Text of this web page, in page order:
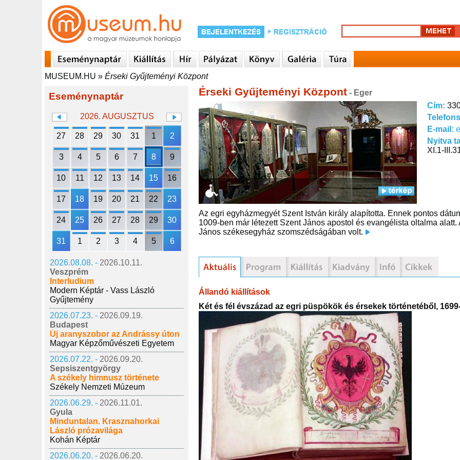
MUSEUM.HU » Érseki Gyűjteményi Központ
Eseménynaptár
2026. AUGUSZTUS
27 28 29 30 31 1 2
3 4 5 6 7 8 9
10 11 12 13 14 15 16
17 18 19 20 21 22 23
24 25 26 27 28 29 30
31 1 2 3 4 5 6
2026.08.08. - 2026.10.11.
Veszprém
Interludium
Modern Képtár - Vass László
Gyűjtemény
2026.07.23. - 2026.09.19.
Budapest
Új aranyszobor az Andrássy úton
Magyar Képzőművészeti Egyetem
2026.07.22. - 2026.09.20.
Sepsiszentgyörgy
A székely himnusz története
Székely Nemzeti Múzeum
2026.06.29. - 2026.11.01.
Gyula
Minduntalan. Krasznahorkai
László prózavilága
Kohán Képtár
2026.06.20. - 2026.06.20.
Érseki Gyűjteményi Központ - Eger
Cím:
E-mail:
Nyitva
XI.1-
Az egri egyházmegyét Szent István király alapította. Ennek pontos
1009-ben már létezett Szent János apostol és evangélista oltalma
János székesegyház szomszédságában volt.
Állandó kiállítások
Két és fél évszázad az egri püspökök és érsekek történetéből,